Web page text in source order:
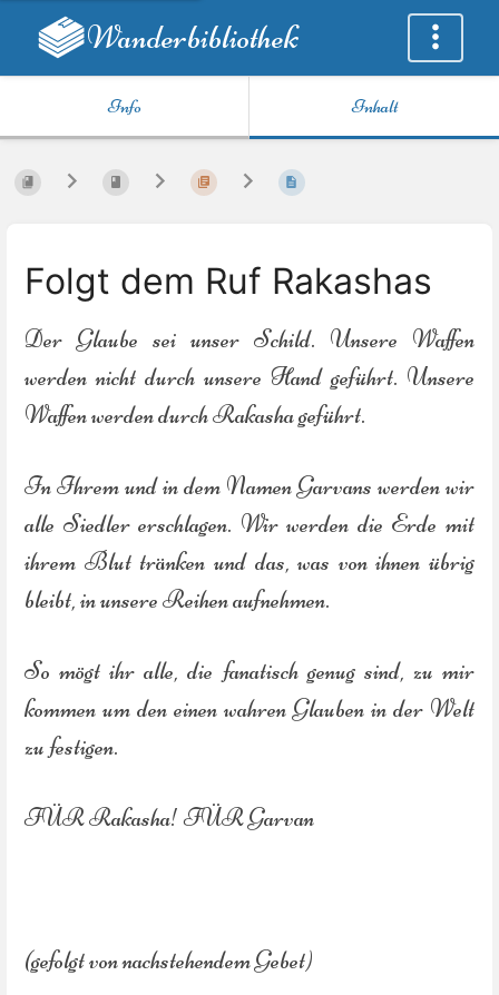
Wanderbibliothek
Info Inhalt
Folgt dem Ruf Rakashas
Der Glaube sei unser Schild. Unsere Waffen
werden nicht durch unsere Hand geführt. Unsere
Waffen werden durch Rakasha geführt.
In Ihrem und in dem Namen Garvans werden wir
alle Siedler erschlagen. Wir werden die Erde mit
ihrem Blut tränken und das, was von ihnen übrig
bleibt, in unsere Reihen aufnehmen.
So mögt ihr alle, die fanatisch genug sind, zu mir
kommen um den einen wahren Glauben in der Welt
zu festigen.
FÜR Rakasha! FÜR Garvan
(gefolgt von nachstehendem Gebet)